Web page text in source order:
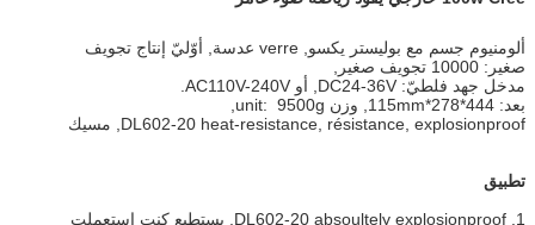
ألومنيوم جسم مع بوليستر يكسو, verre عدسة, أوّليّ إنتاج تجويف
صغير: 10000 تجويف صغير,
مدخل جهد فلطيّ: DC24-36V, أو AC110V-240V.
بعد: 444*278*115mm, وزن unit: 9500g,
DL602-20 heat-resistance, résistance, explosionproof, مسيك
تطبيق
1. DL602-20 absoultely explosionproof, يستطيع كنت استعملت